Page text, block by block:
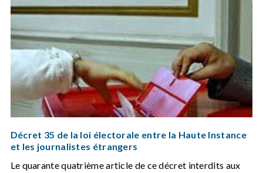
Décret 35 de la loi électorale entre la Haute Instance
et les journalistes étrangers
Le quarante quatrième article de ce décret interdits aux